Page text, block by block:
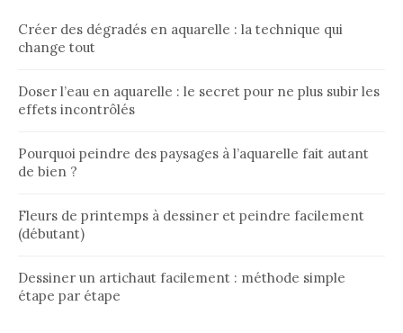
Créer des dégradés en aquarelle : la technique qui
change tout
Doser l’eau en aquarelle : le secret pour ne plus subir les
effets incontrôlés
Pourquoi peindre des paysages à l’aquarelle fait autant
de bien ?
Fleurs de printemps à dessiner et peindre facilement
(débutant)
Dessiner un artichaut facilement : méthode simple
étape par étape